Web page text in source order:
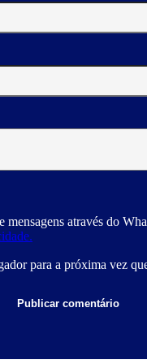
mensagens através do
para a próxima vez